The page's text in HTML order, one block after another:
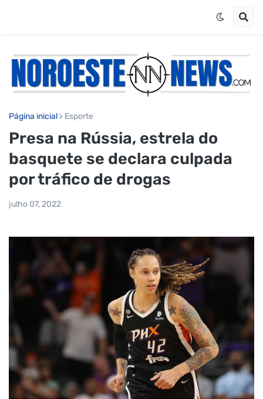
Página inicial Esporte
Presa na Rússia, estrela do
basquete se declara culpada
por tráfico de drogas
julho 07, 2022